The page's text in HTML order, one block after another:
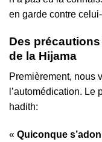
en garde contre
Des
de la Hijama
Premièrement, nous
l’automédication. Le
hadith:
« Quiconque